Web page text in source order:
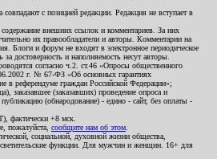
с позицией редакции. Редакция не вступает в
содержание внешних ссылок и комментариев. За них
их правообладатели и авторы. Комментарии на
Блоги и форум не входят в электронное периодическое
достоверность и наполняемость несут авторы.
согласно ч.2. ст.46 «Опросы общественного
г. № 67-ФЗ «Об основных гарантиях
в референдуме граждан Российской Федерации»;
заказавшее (заказавших) проведение опроса и
(обнародование) - едино - сайт, без оплаты -
фактически +8 мск.
пожалуйста, сообщите нам об этом
социальной, духовной жизни общества,
функции. Для мужчин и женщин. 16+ для